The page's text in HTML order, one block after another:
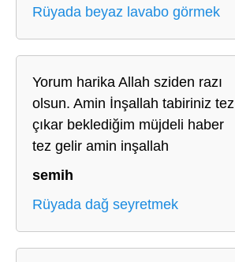
Rüyada beyaz lavabo görmek
Yorum harika Allah sziden razı
olsun. Amin İnşallah tabiriniz tez
çıkar beklediğim müjdeli haber
tez gelir amin inşallah
semih
Rüyada dağ seyretmek